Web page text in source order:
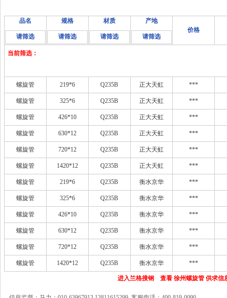
品名
请筛选
规格
请筛选
材质
请筛选
产地
请筛选
价格
当前筛选：
螺旋管 219*6 Q235B 正大天虹 ***
螺旋管 325*6 Q235B 正大天虹 ***
螺旋管 426*10 Q235B 正大天虹 ***
螺旋管 630*12 Q235B 正大天虹 ***
螺旋管 720*12 Q235B 正大天虹 ***
螺旋管 1420*12 Q235B 正大天虹 ***
螺旋管 219*6 Q235B 衡水京华 ***
螺旋管 325*6 Q235B 衡水京华 ***
螺旋管 426*10 Q235B 衡水京华 ***
螺旋管 630*12 Q235B 衡水京华 ***
螺旋管 720*12 Q235B 衡水京华 ***
螺旋管 1420*12 Q235B 衡水京华 ***
进入兰格搜钢 查看 徐州螺旋管 供求信